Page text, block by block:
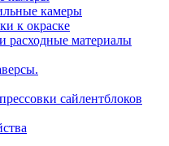
камеры
к окраске
расходные материалы
сайлентблоков